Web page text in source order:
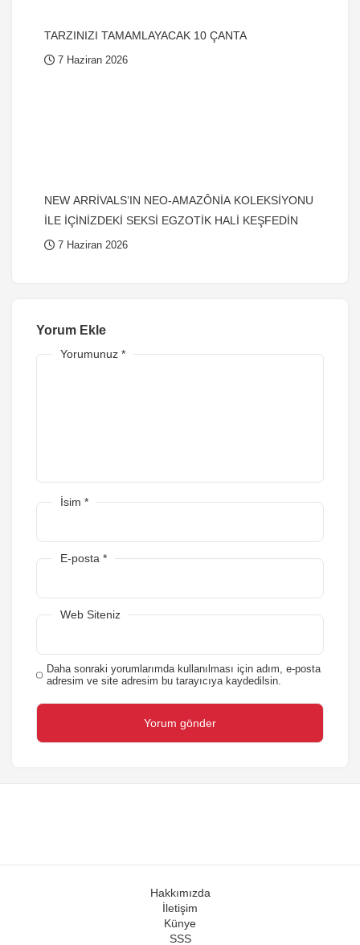
TARZINIZI TAMAMLAYACAK 10 ÇANTA
7 Haziran 2026
NEW ARRİVALS’IN NEO-AMAZÔNİA KOLEKSİYONU
İLE İÇİNİZDEKİ SEKSİ EGZOTİK HALİ KEŞFEDİN
7 Haziran 2026
Yorum Ekle
Yorumunuz *
İsim *
E-posta *
Web Siteniz
Daha sonraki yorumlarımda kullanılması için adım, e-posta
adresim ve site adresim bu tarayıcıya kaydedilsin.
Hakkımızda
İletişim
Künye
SSS